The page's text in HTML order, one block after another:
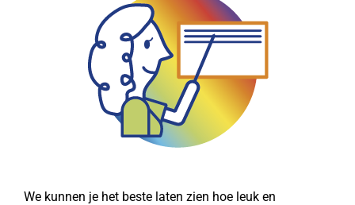
We kunnen je het beste laten zien hoe leuk en